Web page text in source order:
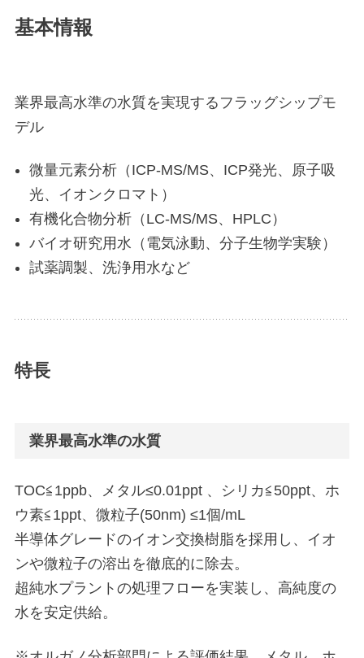
基本情報
業界最高水準の水質を実現するフラッグシップモ
デル
微量元素分析（ICP-MS/MS、ICP発光、原子吸
光、イオンクロマト）
有機化合物分析（LC-MS/MS、HPLC）
バイオ研究用水（電気泳動、分子生物学実験）
試薬調製、洗浄用水など
特長
業界最高水準の水質
TOC≦1ppb、メタル≤0.01ppt 、シリカ≦50ppt、ホ
ウ素≦1ppt、微粒子(50nm) ≤1個/mL
半導体グレードのイオン交換樹脂を採用し、イオ
ンや微粒子の溶出を徹底的に除去。
超純水プラントの処理フローを実装し、高純度の
水を安定供給。